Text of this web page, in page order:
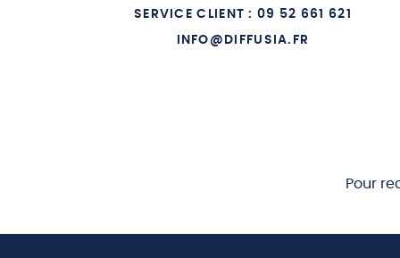
13 LE
15
SERVICE CLIENT : 09 52 661 621
INFO@DIFFUSIA.FR
Pour